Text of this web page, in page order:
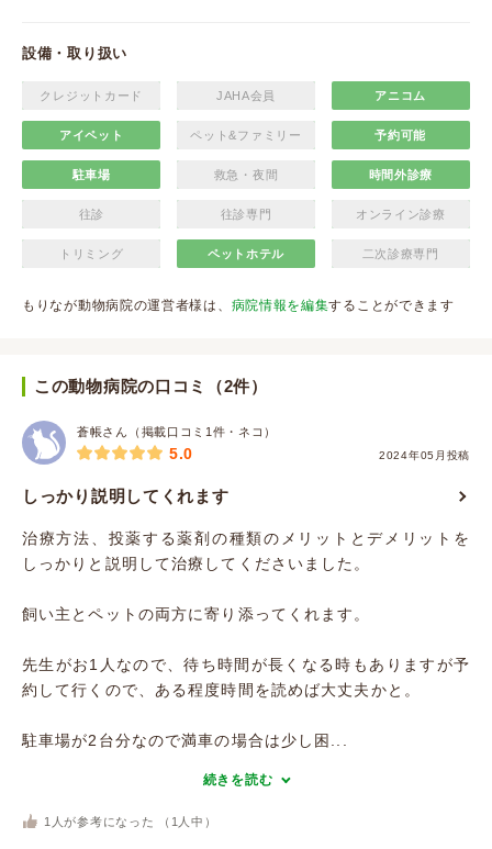
設備・取り扱い
クレジットカード JAHA会員 アニコム
アイペット ペット&ファミリー 予約可能
駐車場 救急・夜間 時間外診療
往診 往診専門 オンライン診療
トリミング ペットホテル 二次診療専門
もりなが動物病院の運営者様は、 病院情報を編集することができます
この動物病院の口コミ（2件）
蒼帳さん（掲載口コミ1件・ネコ）
2024年05月投稿
5.0
しっかり説明してくれます
治療方法、投薬する薬剤の種類のメリットとデメリットを
しっかりと説明して治療してくださいました。
飼い主とペットの両方に寄り添ってくれます。
先生がお1人なので、待ち時間が長くなる時もありますが予
約して行くので、ある程度時間を読めば大丈夫かと。
駐車場が2台分なので満車の場合は少し困...
続きを読む
1 人が参考になった （ 1 人中）